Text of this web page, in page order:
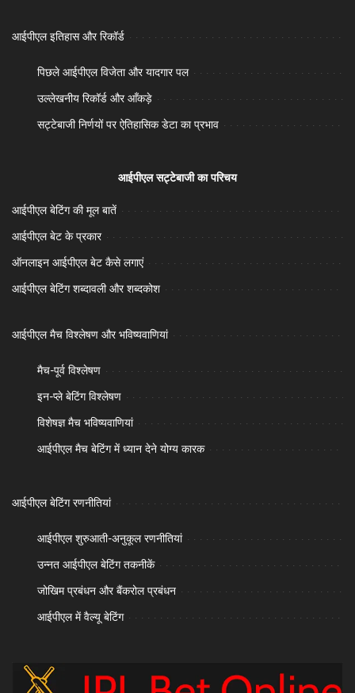
आईपीएल इतिहास और रिकॉर्ड
पिछले आईपीएल विजेता और यादगार पल
उल्लेखनीय रिकॉर्ड और आँकड़े
सट्टेबाजी निर्णयों पर ऐतिहासिक डेटा का प्रभाव
आईपीएल सट्टेबाजी का परिचय
आईपीएल बेटिंग की मूल बातें
आईपीएल बेट के प्रकार
ऑनलाइन आईपीएल बेट कैसे लगाएं
आईपीएल बेटिंग शब्दावली और शब्दकोश
आईपीएल मैच विश्लेषण और भविष्यवाणियां
मैच-पूर्व विश्लेषण
इन-प्ले बेटिंग विश्लेषण
विशेषज्ञ मैच भविष्यवाणियां
आईपीएल मैच बेटिंग में ध्यान देने योग्य कारक
आईपीएल बेटिंग रणनीतियां
आईपीएल शुरुआती-अनुकूल रणनीतियां
उन्नत आईपीएल बेटिंग तकनीकें
जोखिम प्रबंधन और बैंकरोल प्रबंधन
आईपीएल में वैल्यू बेटिंग